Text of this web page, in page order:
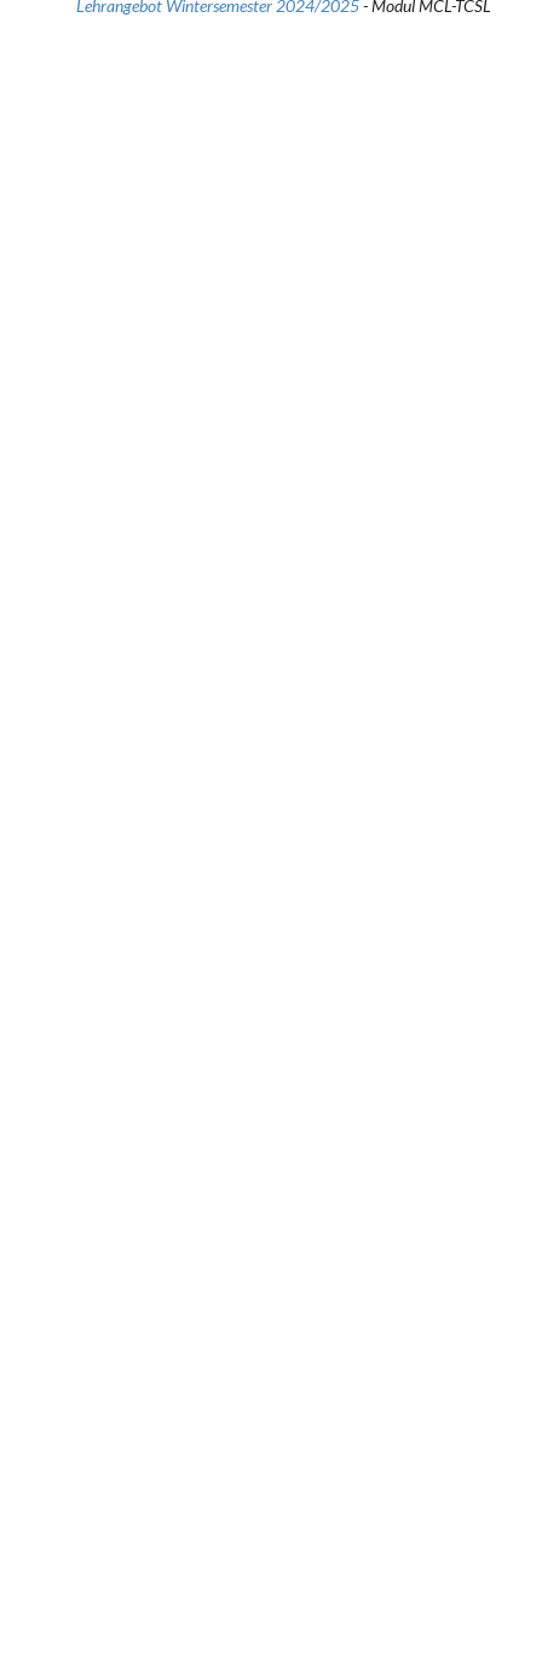
Lehrangebot Wintersemester 2024/2025- Modul MCL-TCSL